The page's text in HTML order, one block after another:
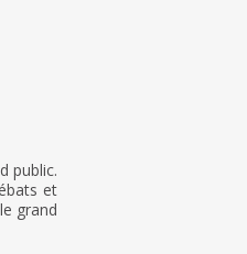
public.
et
grand